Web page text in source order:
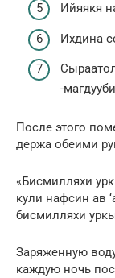
Ийяякя
Ихдина
-
После этого
держа обеими
«Бисмилляхи
кули нафсин ав
бисмилляхи
Заряженную
каждую ночь